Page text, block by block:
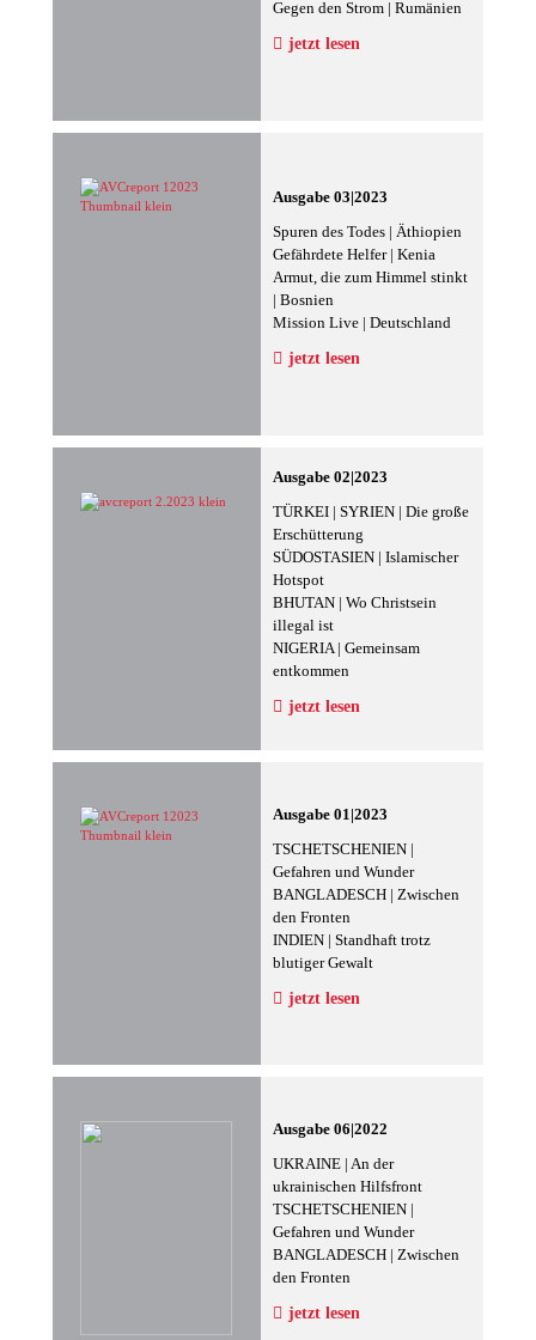
Gegen den Strom | Rumänien
jetzt lesen
Ausgabe 03|2023
Spuren des Todes | Äthiopien
Gefährdete Helfer | Kenia
Armut, die zum Himmel stinkt
| Bosnien
Mission Live | Deutschland
jetzt lesen
Ausgabe 02|2023
TÜRKEI | SYRIEN | Die große
Erschütterung
SÜDOSTASIEN | Islamischer
Hotspot
BHUTAN | Wo Christsein
illegal ist
NIGERIA | Gemeinsam
entkommen
jetzt lesen
Ausgabe 01|2023
TSCHETSCHENIEN |
Gefahren und Wunder
BANGLADESCH | Zwischen
den Fronten
INDIEN | Standhaft trotz
blutiger Gewalt
jetzt lesen
Ausgabe 06|2022
UKRAINE | An der
ukrainischen Hilfsfront
TSCHETSCHENIEN |
Gefahren und Wunder
BANGLADESCH | Zwischen
den Fronten
jetzt lesen